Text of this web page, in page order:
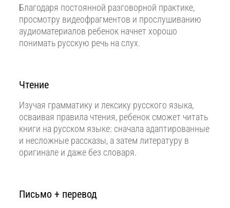
Благодаря постоянной разговорной практике,
просмотру видеофрагментов и прослушиванию
аудиоматериалов ребенок начнет хорошо
понимать русскую речь на слух.
Чтение
Изучая грамматику и лексику русского языка,
осваивая правила чтения, ребенок сможет читать
книги на русском языке: сначала адаптированные
и несложные рассказы, а затем литературу в
оригинале и даже без словаря.
Письмо + перевод